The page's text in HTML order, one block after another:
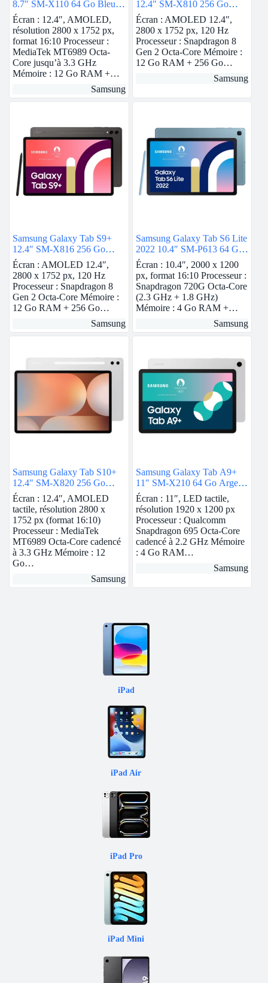
8.7″ SM-X110 64 Go Bleu
Wi-Fi
Écran : 12.4″, AMOLED,
résolution 2800 x 1752 px,
format 16:10 Processeur :
MediaTek MT6989 Octa-
Core jusqu’à 3.3 GHz
Mémoire : 12 Go RAM +…
Samsung
12.4″ SM-X810 256 Go
Anthracite Wi-Fi
Écran : AMOLED 12.4″,
2800 x 1752 px, 120 Hz
Processeur : Snapdragon 8
Gen 2 Octa-Core Mémoire :
12 Go RAM + 256 Go…
Samsung
Samsung Galaxy Tab S9+
12.4″ SM-X816 256 Go
Anthracite 5G
Écran : AMOLED 12.4″,
2800 x 1752 px, 120 Hz
Processeur : Snapdragon 8
Gen 2 Octa-Core Mémoire :
12 Go RAM + 256 Go…
Samsung
Samsung Galaxy Tab S6 Lite
2022 10.4″ SM-P613 64 Go
Bleu Wi-Fi
Écran : 10.4″, 2000 x 1200
px, format 16:10 Processeur :
Snapdragon 720G Octa-Core
(2.3 GHz + 1.8 GHz)
Mémoire : 4 Go RAM +…
Samsung
Samsung Galaxy Tab S10+
12.4″ SM-X820 256 Go
Argent Wi-Fi
Écran : 12.4″, AMOLED
tactile, résolution 2800 x
1752 px (format 16:10)
Processeur : MediaTek
MT6989 Octa-Core cadencé
à 3.3 GHz Mémoire : 12
Go…
Samsung
Samsung Galaxy Tab A9+
11″ SM-X210 64 Go Argent
Wi-Fi
Écran : 11″, LED tactile,
résolution 1920 x 1200 px
Processeur : Qualcomm
Snapdragon 695 Octa-Core
cadencé à 2.2 GHz Mémoire
: 4 Go RAM…
Samsung
iPad
iPad Air
iPad Pro
iPad Mini